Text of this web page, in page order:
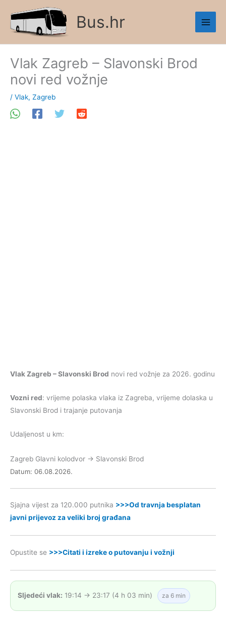
content
Bus.hr
Vlak Zagreb – Slavonski Brod
novi red vožnje
/ Vlak, Zagreb
Vlak Zagreb – Slavonski Brod novi red vožnje za 2026. godinu
Vozni red: vrijeme polaska vlaka iz Zagreba, vrijeme dolaska u
Slavonski Brod i trajanje putovanja
Udaljenost u km:
Zagreb Glavni kolodvor → Slavonski Brod
Datum: 06.08.2026.
Sjajna vijest za 120.000 putnika >>>Od travnja besplatan
javni prijevoz za veliki broj građana
Opustite se >>>Citati i izreke o putovanju i vožnji
Sljedeći vlak: 19:14 → 23:17 (4 h 03 min) za 6 min